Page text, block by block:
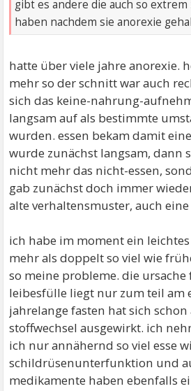
gibt es andere die auch so
haben nachdem sie anorexie
hatte über viele jahre anorexie.
mehr so der schnitt war auch
sich das keine-nahrung-
langsam auf als bestimmte
wurden. essen bekam damit
wurde zunächst langsam, dann
nicht mehr das nicht-essen,
gab zunächst doch immer
alte verhaltensmuster, auch
ich habe im moment ein
mehr als doppelt so viel wie
so meine probleme. die
leibesfülle liegt nur zum teil am
jahrelange fasten hat sich schon
stoffwechsel ausgewirkt. ich
ich nur annähernd so viel esse
schildrüsenunterfunktion und
medikamente haben ebenfalls